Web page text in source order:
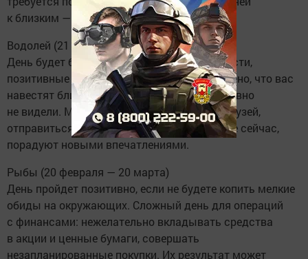
к близким — скорее всего, вам не откажут.
Водолей (21 января — 19 февраля)
День будет богат на приятные неожиданности,
позитивные новости и хлопоты. Не исключено, что вас
навестят близкие знакомые, которых вы давно
не видели. Можете позвать на вечеринку друзей,
отправиться в гости. Путешествия, начатые сейчас,
порадуют новыми впечатлениями.
Рыбы (20 февраля — 20 марта)
День пройдет позитивно, если не будете копить мелкие
обиды на окружающих. Сложный день для операций
с финансами: нежелательно вкладывать средства
в акции и ценные бумаги, совершать
незапланированные покупки. Их результат может